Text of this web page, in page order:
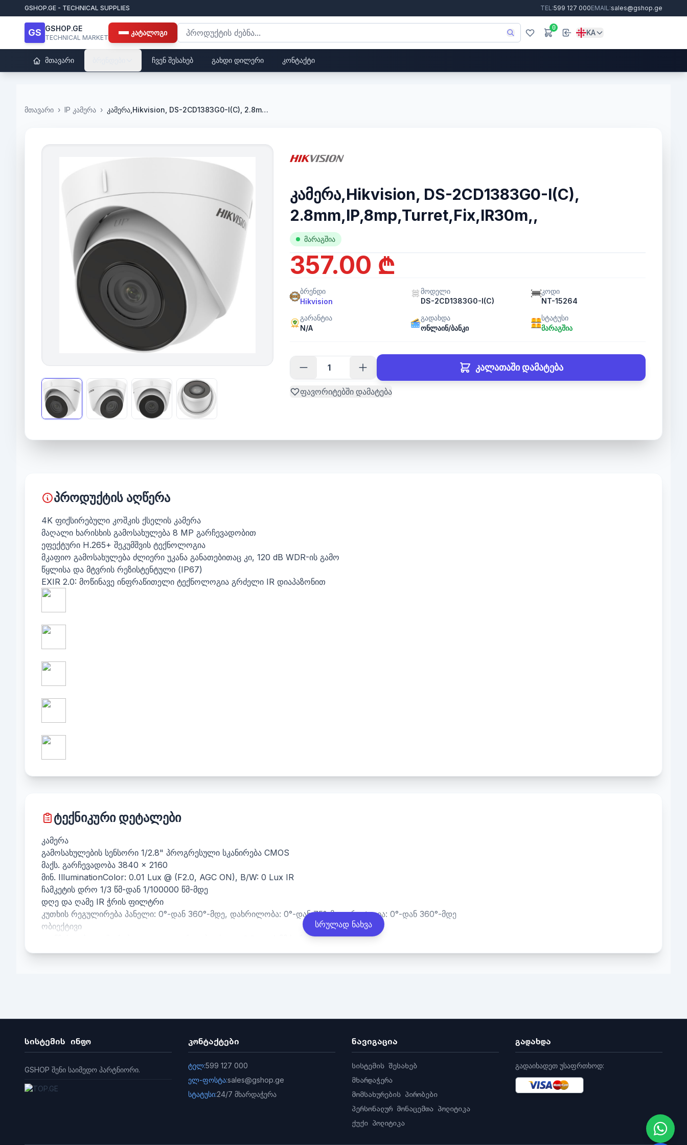
GSHOP.GE - TECHNICAL SUPPLIES TEL:599 127 000EMAIL:sales@gshop.ge
GS GSHOP.GE
TECHNICAL MARKET
კატალოგი
0
KA
მთავარი ჩვენ შესახებ გახდი დილერი კონტაქტი
მთავარი › IP კამერა › კამერა,Hikvision, DS-2CD1383G0-I(C), 2.8mm,IP,8mp,Turret,Fix,IR30m,,
კამერა,Hikvision, DS-2CD1383G0-I(C),
2.8mm,IP,8mp,Turret,Fix,IR30m,,
მარაგშია
357.00 ₾
ბრენდი
Hikvision
მოდელი
DS-2CD1383G0-I(C)
კოდი
NT-15264
გარანტია
N/A
გადახდა
ონლაინ/ბანკი
სტატუსი
მარაგშია
კალათაში დამატება
ფავორიტებში დამატება
პროდუქტის აღწერა
4K ფიქსირებული კოშკის ქსელის კამერა
მაღალი ხარისხის გამოსახულება 8 MP გარჩევადობით
ეფექტური H.265+ შეკუმშვის ტექნოლოგია
მკაფიო გამოსახულება ძლიერი უკანა განათებითაც კი, 120 dB WDR-ის გამო
წყლისა და მტვრის რეზისტენტული (IP67)
EXIR 2.0: მოწინავე ინფრაწითელი ტექნოლოგია გრძელი IR დიაპაზონით
ტექნიკური დეტალები
კამერა
გამოსახულების სენსორი 1/2.8" პროგრესული სკანირება CMOS
მაქს. გარჩევადობა 3840 × 2160
მინ. IlluminationColor: 0.01 Lux @ (F2.0, AGC ON), B/W: 0 Lux IR
ჩამკეტის დრო 1/3 წმ-დან 1/100000 წმ-მდე
დღე და ღამე IR ჭრის ფილტრი
კუთხის რეგულირება პანელი: 0°-დან 360°-მდე, დახრილობა: 0°-დან 75°-მდე, როტაცია: 0°-დან 360°-მდე
ობიექტივი
ლინზის ტიპი ფიქსირებული ფოკალური ობიექტივი, 2.8 და 4 მმ სურვილისამებრ
ფოკუსური სიგრძე და FOV
დორი
2.8 მმ, D: 81 მ, O: 32 მ, R: 16 მ, I: 8 მ
ილუმინატორი
დანამატი Light TypeIR
დამატებითი განათების დიაპაზონი 30 მ-მდე
სრულად ნახვა
სისტემის ინფო
GSHOP შენი საიმედო პარტნიორი.
კონტაქტები
ტელ:599 127 000
ელ-ფოსტა:sales@gshop.ge
სტატუსი:24/7 მხარდაჭერა
ნავიგაცია
სისტემის შესახებ
მხარდაჭერა
მომსახურების პირობები
პერსონალურ მონაცემთა პოლიტიკა
ქუქი პოლიტიკა
გადახდა
გადაიხადეთ უსაფრთხოდ: